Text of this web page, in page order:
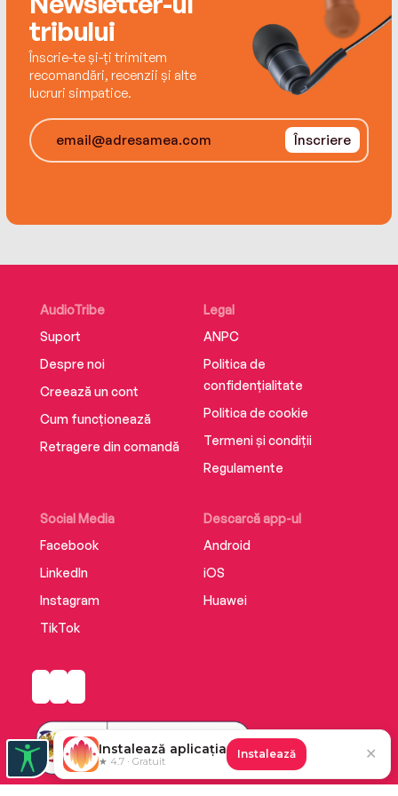
tribului
Înscrie-te și-ți trimitem
recomandări, recenzii și alte
lucruri simpatice.
Înscriere
AudioTribe
Suport
Despre noi
Creează un cont
Cum funcționează
Retragere din comandă
Social Media
Facebook
LinkedIn
Instagram
TikTok
Descarcă app-ul
Android
iOS
Huawei
Legal
ANPC
Politica de
confidențialitate
Politica de cookie
Termeni și condiții
Regulamente
Instalează aplicația
★ 4.7 · Gratuit
Instalează ✕